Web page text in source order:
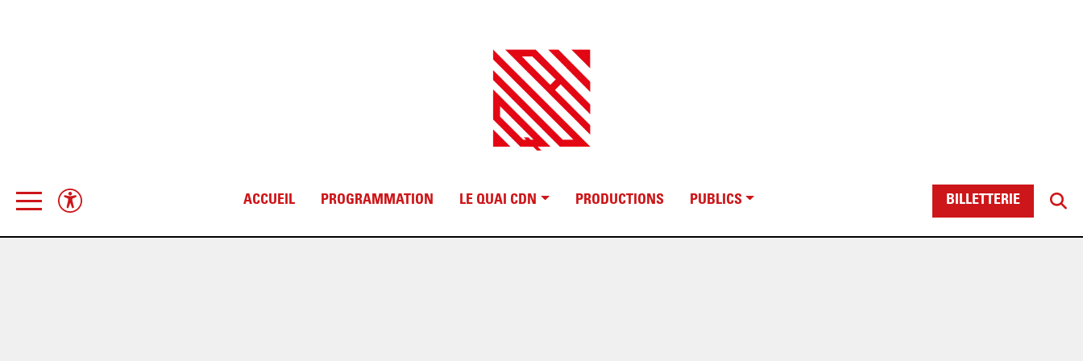
ACCUEIL PROGRAMMATION LE QUAI CDN PRODUCTIONS PUBLICS BILLETTERIE